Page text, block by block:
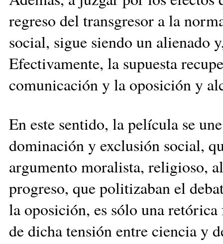
regreso del transgresor a la
social, sigue siendo un alienado
Efectivamente, la supuesta
comunicación y la oposición y
En este sentido, la película se
dominación y exclusión social,
argumento moralista, religioso,
progreso, que politizaban el
la oposición, es sólo una
de dicha tensión entre ciencia y